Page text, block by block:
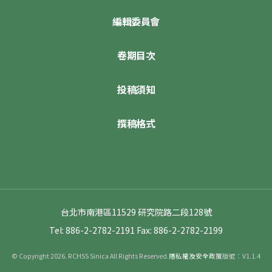
編輯委員會
卷期目次
投稿須知
撰稿格式
台北市南港區11529 研究院路二段128號
Tel: 886-2-2782-2191 Fax: 886-2-2782-2199
© Copyright 2026. RCHSS Sinica All Rights Reserved.隱私權及安全政策版號：V1.1.4